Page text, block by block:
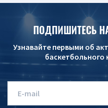
ПОДПИШИТЕСЬ
Узнавайте первыми об
баскетбольного